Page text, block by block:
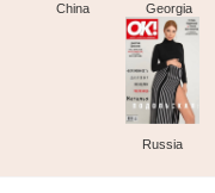
China Georgia
Russia